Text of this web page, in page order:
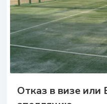
Отказ в визе